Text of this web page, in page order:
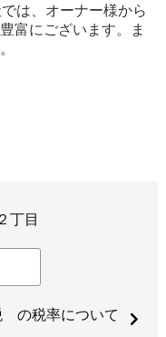
は、オーナー様から
富にございます。ま
丁目
税率について